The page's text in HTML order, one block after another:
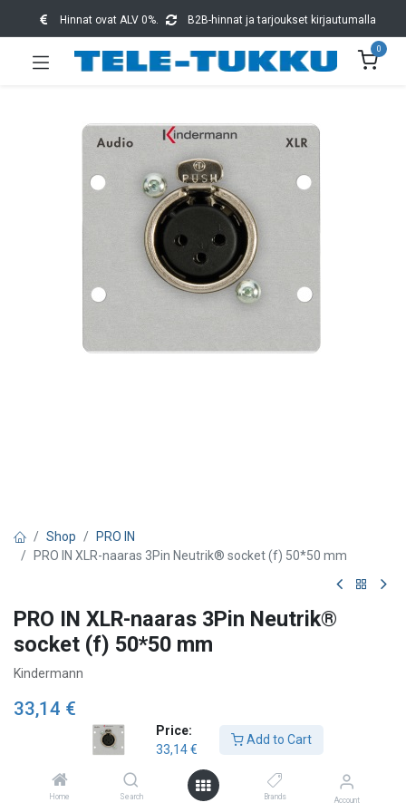
Price:
33,14€
Add to Cart
Home Search Brands Account
Hinnat ovat ALV 0%. B2B-hinnat ja tarjoukset kirjautumalla
0
Shop
PRO IN
PRO IN XLR-naaras 3Pin Neutrik® socket (f) 50*50 mm
PRO IN XLR-naaras 3Pin Neutrik®
socket (f) 50*50 mm
Kindermann
33,14 €
Add to Cart